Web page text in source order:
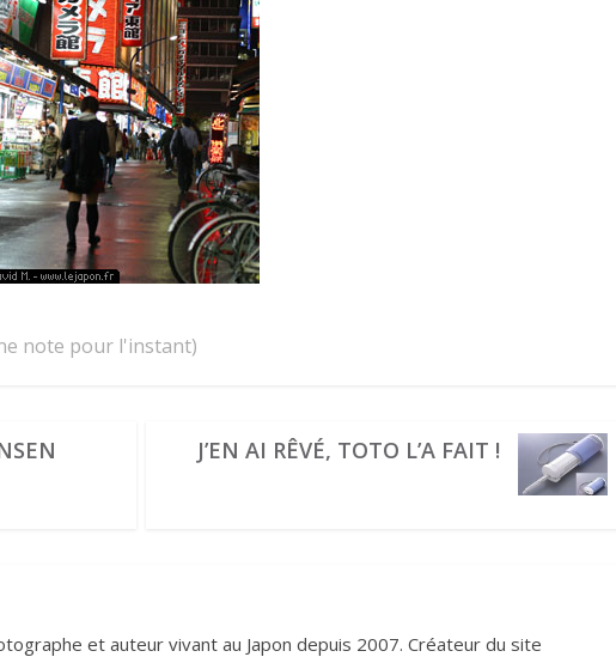
note pour l'instant)
J’EN AI RÊVÉ, TOTO L’A FAIT !
et auteur vivant au Japon depuis 2007. Créateur du site